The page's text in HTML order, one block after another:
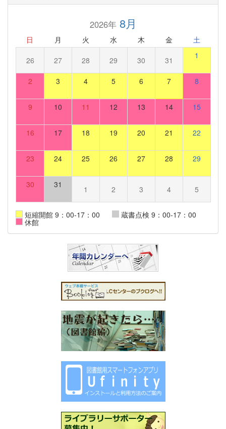
2026年8月
日 月 火 水 木 金 土
26 27 28 29 30 31 1
2 3 4 5 6 7 8
9 10 11 12 13 14 15
16 17 18 19 20 21 22
23 24 25 26 27 28 29
30 31 1 2 3 4 5
短縮開館 9：00-17：00 蔵書点検 9：00-17：00
休館